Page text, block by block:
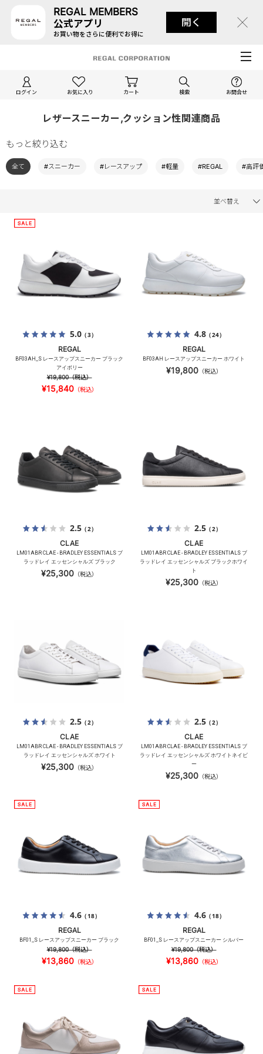
REGAL MEMBERS
公式アプリ
お買い物をさらに便利でお得に
開く
ログイン お気に入り カート 検索 お問合せ
レザースニーカー,クッション性関連商品
もっと絞り込む
全て #スニーカー #レースアップ #軽量 #REGAL #高評
並べ替え
5.0（3）
REGAL
BF03AH_S レースアップスニーカー ブラック
アイボリー
¥19,800（税込）
¥15,840（税込）
4.8（24）
REGAL
BF03AH レースアップスニーカー ホワイト
¥19,800（税込）
2.5（2）
CLAE
LM01ABR CLAE - BRADLEY ESSENTIALS ブ
ラッドレイ エッセンシャルズ ブラック
¥25,300 （税込）
2.5（2）
CLAE
LM01ABR CLAE - BRADLEY ESSENTIALS ブ
ラッドレイ エッセンシャルズ ブラックホワイ
ト
¥25,300 （税込）
2.5（2）
CLAE
LM01ABR CLAE - BRADLEY ESSENTIALS ブ
ラッドレイ エッセンシャルズ ホワイト
¥25,300 （税込）
2.5（2）
CLAE
LM01ABR CLAE - BRADLEY ESSENTIALS ブ
ラッドレイ エッセンシャルズ ホワイトネイビ
ー
¥25,300 （税込）
4.6（18）
REGAL
BF01_S レースアップスニーカー ブラック
¥19,800（税込）
¥13,860（税込）
4.6（18）
REGAL
BF01_S レースアップスニーカー シルバー
¥19,800（税込）
¥13,860（税込）